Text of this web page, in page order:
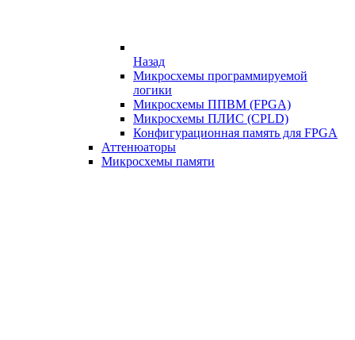
Назад
Микросхемы программируемой
логики
Микросхемы ППВМ (FPGA)
Микросхемы ПЛИС (CPLD)
Конфигурационная память для FPGA
Аттенюаторы
Микросхемы памяти